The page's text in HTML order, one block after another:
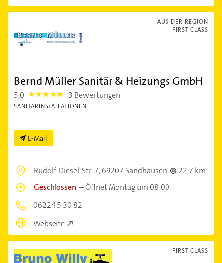
AUS DER REGION
FIRST CLASS
Bernd Müller Sanitär & Heizungs GmbH
5,0 5.0 3 Bewertungen
SANITÄRINSTALLATIONEN
E-Mail
Rudolf-Diesel-Str. 7,69207 Sandhausen
22,7 km
Geschlossen –Öffnet Montag um 08:00
06224 5 30 82
Webseite
FIRST CLASS